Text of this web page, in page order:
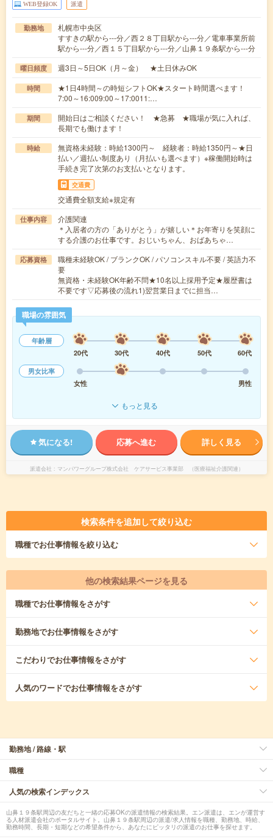
WEB登録OK 派遣
勤務地
札幌市中央区
すすきの駅から---分／西２８丁目駅から---分／電車事業所前
駅から---分／西１５丁目駅から---分／山鼻１９条駅から---分
曜日頻度 週3日～5日OK（月～金） ★土日休みOK
時間
★1日4時間～の時短シフトOK★スタート時間選べます！
7:00～16:009:00～17:0011:…
期間
開始日はご相談ください！ ★急募 ★職場が気に入れば、
長期でも働けます！
時給
無資格未経験：時給1300円～ 経験者：時給1350円～★日
払い／週払い制度あり（月払いも選べます）※稼働開始時は
手続き完了次第のお支払いとなります。
交通費
交通費全額支給※規定有
仕事内容
介護関連
＊入居者の方の「ありがとう」が嬉しい＊お年寄りを笑顔に
する介護のお仕事です。おじいちゃん、おばあちゃ…
応募資格
職種未経験OK / ブランクOK / パソコンスキル不要 / 英語力不
要
無資格・未経験OK年齢不問★10名以上採用予定★履歴書は
不要です▽応募後の流れ1)翌営業日までに担当…
職場の雰囲気
年齢層
20代
30代 40代 50代
60代
男女比率
女性
男性
もっと見る
気になる! 応募へ進む 詳しく見る
派遣会社 マンパワーグループ株式会社 ケアサービス事業部 （医療福祉介護関連）
検索条件を追加して絞り込む
職種でお仕事情報を絞り込む
他の検索結果ページを見る
職種でお仕事情報をさがす
勤務地でお仕事情報をさがす
こだわりでお仕事情報をさがす
人気のワードでお仕事情報をさがす
勤務地 / 路線・駅
職種
人気の検索インデックス
山鼻１９条駅周辺の友だちと一緒の応募OKの派遣情報の検索結果。エン派遣は、エンが運営す
る人材派遣会社のポータルサイト。山鼻１９条駅周辺の派遣/求人情報を職種、勤務地、時給、
勤務時間、長期・短期などの希望条件から、あなたにピッタリの派遣のお仕事を探せます。